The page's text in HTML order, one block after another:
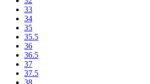
33
34
35
35.5
36
36.5
37
37.5
38